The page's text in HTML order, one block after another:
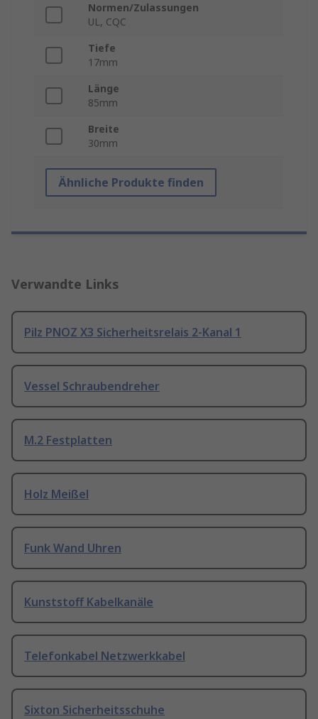
Normen/Zulassungen
UL, CQC
Tiefe
17mm
Länge
85mm
Breite
30mm
Ähnliche Produkte finden
Verwandte Links
Pilz PNOZ X3 Sicherheitsrelais 2-Kanal 1
Vessel Schraubendreher
M.2 Festplatten
Holz Meißel
Funk Wand Uhren
Kunststoff Kabelkanäle
Telefonkabel Netzwerkkabel
Sixton Sicherheitsschuhe